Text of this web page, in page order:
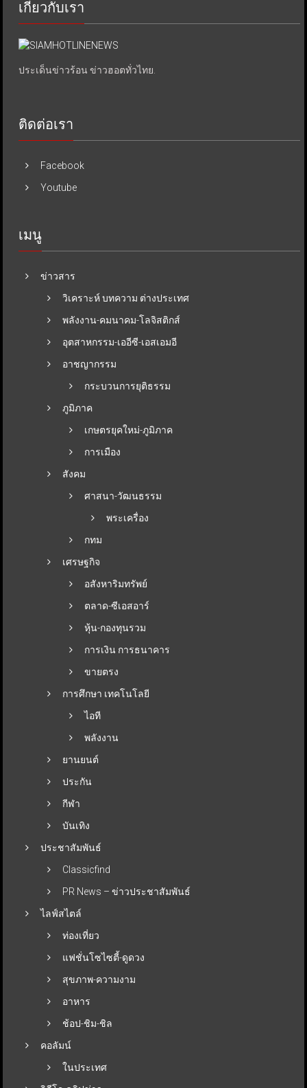
เกี่ยวกับเรา
ประเด็นข่าวร้อน ข่าวฮอตทั่วไทย.
ติดต่อเรา
Facebook
Youtube
เมนู
ข่าวสาร
วิเคราะห์ บทความ ต่างประเทศ
พลังงาน-คมนาคม-โลจิสติกส์
อุตสาหกรรม-เออีซี-เอสเอมอี
อาชญากรรม
กระบวนการยุติธรรม
ภูมิภาค
เกษตรยุคใหม่-ภูมิภาค
การเมือง
สังคม
ศาสนา-วัฒนธรรม
พระเครื่อง
กทม
เศรษฐกิจ
อสังหาริมทรัพย์
ตลาด-ซีเอสอาร์
หุ้น-กองทุนรวม
การเงิน การธนาคาร
ขายตรง
การศึกษา เทคโนโลยี
ไอที
พลังงาน
ยานยนต์
ประกัน
กีฬา
บันเทิง
ประชาสัมพันธ์
Classicfind
PR News – ข่าวประชาสัมพันธ์
ไลฟ์สไตล์
ท่องเที่ยว
แฟชั่นโซไซตี้-ดูดวง
สุขภาพ-ความงาม
อาหาร
ช้อป-ชิม-ชิล
คอลัมน์
ในประเทศ